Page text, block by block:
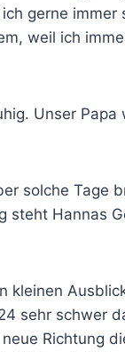
gerne
weil ich
Unser
solche Tage
steht Hannas
kleinen
sehr schwer
Richtung